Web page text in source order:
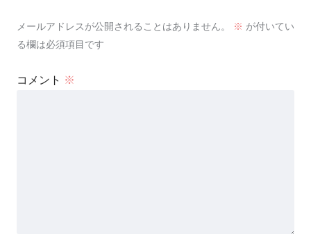
メールアドレスが公開されることはありません。 ※ が付いてい
る欄は必須項目です
コメント ※